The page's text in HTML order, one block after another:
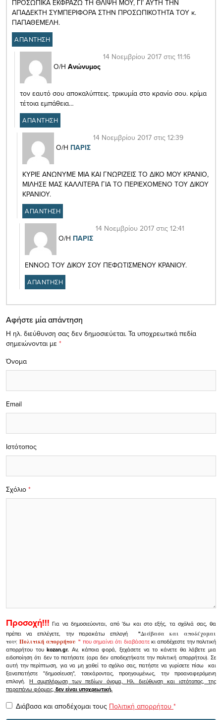
ΠΡΟΣΩΠΙΚΑ ΕΚΦΡΑΖΩ ΤΗ ΘΛΙΨΗ ΜΟΥ, ΓΙ’ ΑΥΤΗ ΤΗΝ
ΑΠΑΔΕΚΤΗ ΣΥΜΠΕΡΙΦΟΡΑ ΣΤΗΝ ΠΡΟΣΩΠΙΚΟΤΗΤΑ ΤΟΥ κ.
ΠΑΠΑΘΕΜΕΛΗ.
ΑΠΑΝΤΗΣΗ
Ο/Η Ανώνυμος
14 Νοεμβρίου 2017 στις 11:16
τον εαυτό σου αποκαλύπτεις. τρικυμία στο κρανίο σου. κρίμα
τέτοια εμπάθεια…
ΑΠΑΝΤΗΣΗ
Ο/Η ΠΑΡΙΣ
14 Νοεμβρίου 2017 στις 12:39
ΚΥΡΙΕ ΑΝΩΝΥΜΕ ΜΙΑ ΚΑΙ ΓΝΩΡΙΖΕΙΣ ΤΟ ΔΙΚΟ ΜΟΥ ΚΡΑΝΙΟ,
ΜΙΛΗΣΕ ΜΑΣ ΚΑΛΛΙΤΕΡΑ ΓΙΑ ΤΟ ΠΕΡΙΕΧΟΜΕΝΟ ΤΟΥ ΔΙΚΟΥ
ΚΡΑΝΙΟΥ.
ΑΠΑΝΤΗΣΗ
Ο/Η ΠΑΡΙΣ
14 Νοεμβρίου 2017 στις 12:41
ΕΝΝΟΩ ΤΟΥ ΔΙΚΟΥ ΣΟΥ ΠΕΦΩΤΙΣΜΕΝΟΥ ΚΡΑΝΙΟΥ.
ΑΠΑΝΤΗΣΗ
Αφήστε μία απάντηση
Η ηλ. διεύθυνση σας δεν δημοσιεύεται. Τα υποχρεωτικά πεδία
σημειώνονται με *
Σχόλιο *
Όνομα
Email
Ιστότοπος
Προσοχή!!! Για να δημοσιεύονται, από 'δω και στο εξής, τα σχόλιά σας, θα
πρέπει να επιλέγετε, την παρακάτω επιλογή
"Διάβασα και αποδέχομαι
τουςΠολιτική απορρήτου" που σημαίνει ότι διαβάσατεκι αποδέχεστε την πολιτική
απορρήτου τουkozan.gr. Αν, κάποια φορά, ξεχάσετε να το κάνετε θα λάβετε μια
ειδοποίηση ότι δεν το πατήσατε (αρα δεν αποδεχτήκατε την πολιτική απορρήτου). Σε
αυτή την περίπτωση, για να μη χαθεί το σχόλιο σας, πατήστε να γυρίσετε πίσω και
ξαναπατήστε "δημοσίευση", τσεκάροντας, προηγουμένως, την προαναφερόμενη
επιλογή.Η συμπλήρωση των πεδίων όνομα, Ηλ. διεύθυνση και ιστότοπος, της
παραπάνω φόρμας, δεν είναι υποχρεωτική.
Διάβασα και αποδέχομαι τους Πολιτική απορρήτου *